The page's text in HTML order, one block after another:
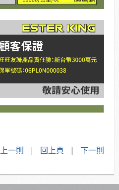
上一則 | 回上頁 | 下一則